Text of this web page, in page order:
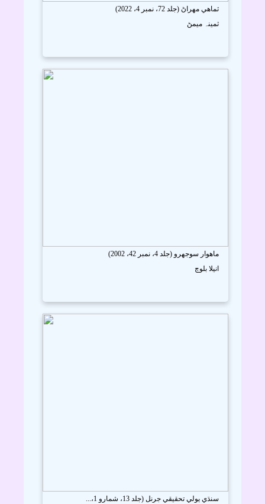
ٽماھي مھراڻ (جلد 72، نمبر 4، 2022)
ثمينہ ميمڻ
ماھوار سوجهرو (جلد 4، نمبر 42، 2002)
انيلا بلوچ
سنڌي ٻولي تحقيقي جرنل (جلد 13، شمارو 1،...